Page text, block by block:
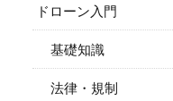
ドローン入門
基礎知識
法律・規制